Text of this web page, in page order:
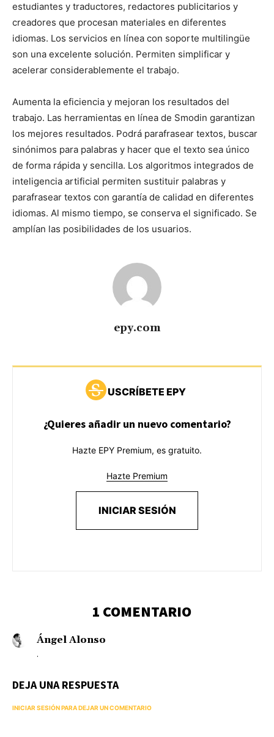
estudiantes y traductores, redactores publicitarios y
creadores que procesan materiales en diferentes
idiomas. Los servicios en línea con soporte multilingüe
son una excelente solución. Permiten simplificar y
acelerar considerablemente el trabajo.
Aumenta la eficiencia y mejoran los resultados del
trabajo. Las herramientas en línea de Smodin garantizan
los mejores resultados. Podrá parafrasear textos, buscar
sinónimos para palabras y hacer que el texto sea único
de forma rápida y sencilla. Los algoritmos integrados de
inteligencia artificial permiten sustituir palabras y
parafrasear textos con garantía de calidad en diferentes
idiomas. Al mismo tiempo, se conserva el significado. Se
amplían las posibilidades de los usuarios.
epy.com
USCRÍBETE EPY
¿Quieres añadir un nuevo comentario?
Hazte EPY Premium, es gratuito.
Hazte Premium
INICIAR SESIÓN
1 COMENTARIO
Ángel Alonso
.
DEJA UNA RESPUESTA
INICIAR SESIÓN PARA DEJAR UN COMENTARIO